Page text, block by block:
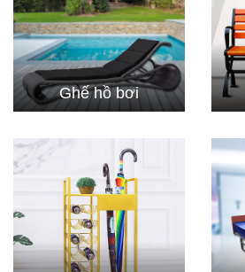
Ghế hồ bơi